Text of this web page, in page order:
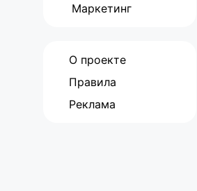
Маркетинг
О проекте
Правила
Реклама